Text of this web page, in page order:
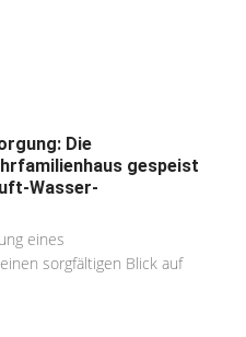
Die
gespeist
Wasser-
eines
sorgfältigen Blick auf